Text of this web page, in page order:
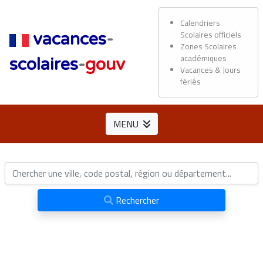
vacances-
scolaires-gouv
Calendriers
Scolaires officiels
Zones Scolaires
académiques
Vacances & Jours
fériés
MENU
Rechercher